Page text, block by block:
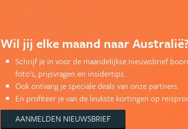
Wil jij elke maand naar
Schrijf je in voor de maandelijkse nieuwsbrief
foto's, prijsvragen en insidertips.
Ook ontvang je speciale deals van onze partners.
En profiteer je van de leukste kortingen op
AANMELDEN NIEUWSBRIEF